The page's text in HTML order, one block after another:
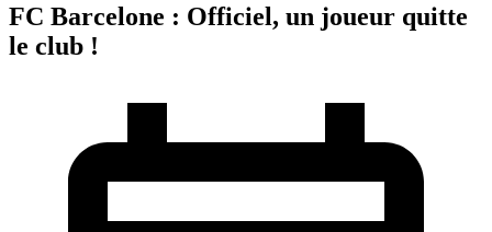
FC Barcelone : Officiel, un joueur quitte
le club !